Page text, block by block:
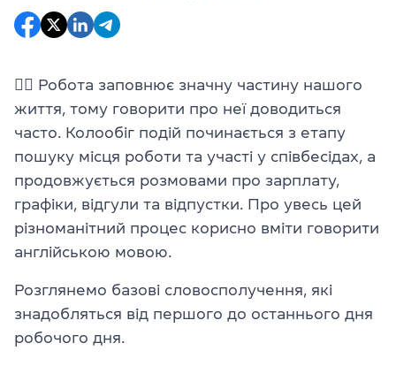
✍🏼 Робота заповнює значну частину нашого
життя, тому говорити про неї доводиться
часто. Колообіг подій починається з етапу
пошуку місця роботи та участі у співбесідах, а
продовжується розмовами про зарплату,
графіки, відгули та відпустки. Про увесь цей
різноманітний процес корисно вміти говорити
англійською мовою.
Розглянемо базові словосполучення, які
знадобляться від першого до останнього дня
робочого дня.